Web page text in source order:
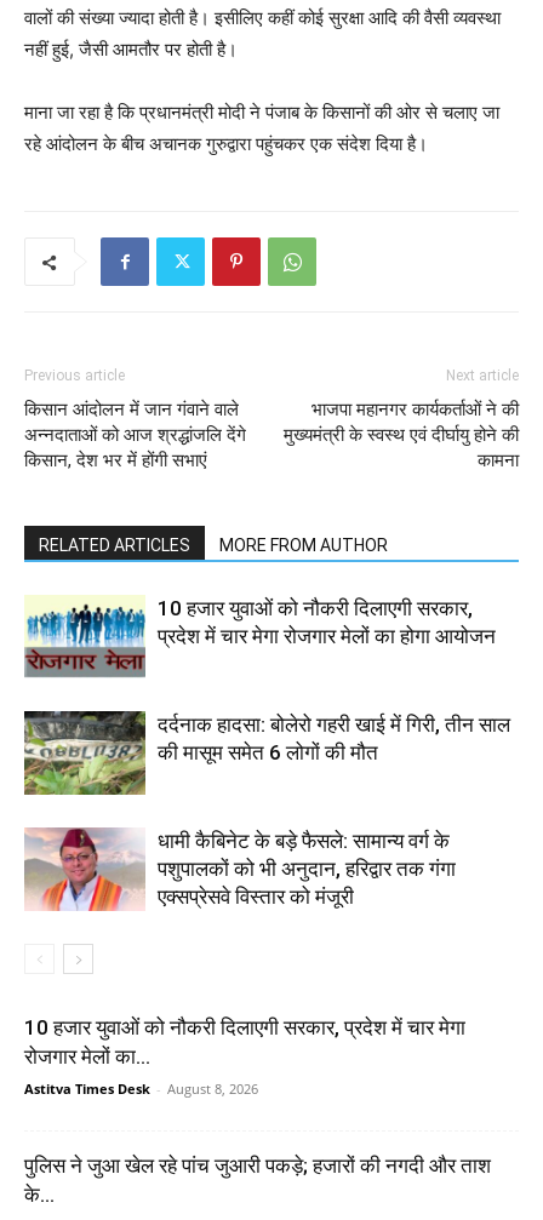
वालों की संख्या ज्यादा होती है। इसीलिए कहीं कोई सुरक्षा आदि की वैसी व्यवस्था
नहीं हुई, जैसी आमतौर पर होती है।
माना जा रहा है कि प्रधानमंत्री मोदी ने पंजाब के किसानों की ओर से चलाए जा
रहे आंदोलन के बीच अचानक गुरुद्वारा पहुंचकर एक संदेश दिया है।
Previous article
किसान आंदोलन में जान गंवाने वाले
अन्नदाताओं को आज श्रद्धांजलि देंगे
किसान, देश भर में होंगी सभाएं
Next article
भाजपा महानगर कार्यकर्ताओं ने की
मुख्यमंत्री के स्वस्थ एवं दीर्घायु होने की
कामना
RELATED ARTICLES MORE FROM AUTHOR
10 हजार युवाओं को नौकरी दिलाएगी सरकार,
प्रदेश में चार मेगा रोजगार मेलों का होगा आयोजन
दर्दनाक हादसा: बोलेरो गहरी खाई में गिरी, तीन साल
की मासूम समेत 6 लोगों की मौत
धामी कैबिनेट के बड़े फैसले: सामान्य वर्ग के
पशुपालकों को भी अनुदान, हरिद्वार तक गंगा
एक्सप्रेसवे विस्तार को मंजूरी
10 हजार युवाओं को नौकरी दिलाएगी सरकार, प्रदेश में चार मेगा
रोजगार मेलों का...
Astitva Times Desk - August 8, 2026
पुलिस ने जुआ खेल रहे पांच जुआरी पकड़े; हजारों की नगदी और ताश
के...